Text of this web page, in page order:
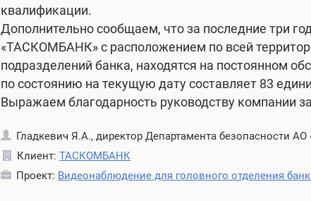
н
ь
3
,
2
0
1
8
а
в
квалификации.
Дополнительно сообщаем, что за последние три
«ТАСКОМБАНК» с расположением по всей
подразделений банка, находятся на
по состоянию на текущую дату составляет 83
Выражаем благодарность руководству компании
о
б
н
Гладкевич Я.А., директор Департамента безопасности
Клиент: ТАСКОМБАНК
Проект: Видеонаблюдение для головного отделения